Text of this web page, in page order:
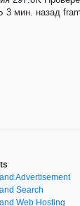
назад
Advertisement
Search
Web Hosting